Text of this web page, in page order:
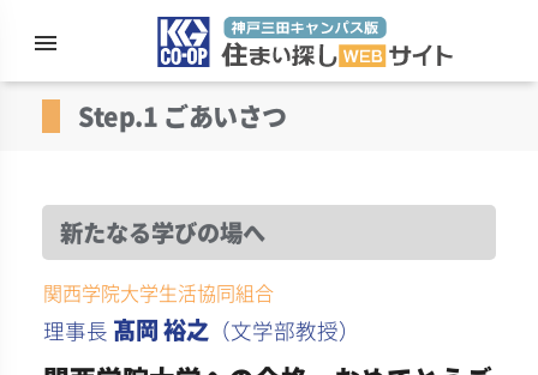
menu
Step.1 ごあいさつ
新たなる学びの場へ
関西学院大学生活協同組合
理事長 髙岡 裕之 （文学部教授）